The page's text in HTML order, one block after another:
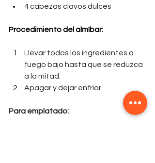
4 cabezas clavos dulces
Procedimiento del almíbar:
Llevar todos los ingredientes a
fuego bajo hasta que se reduzca
a la mitad.
Apagar y dejar enfriar.
Para emplatado: